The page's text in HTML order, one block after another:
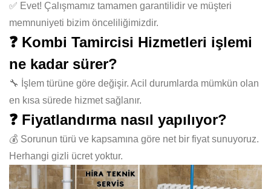
✅ Evet! Çalışmamız tamamen garantilidir ve müşteri
memnuniyeti bizim önceliliğimizdir.
❓ Kombi Tamircisi Hizmetleri işlemi
ne kadar sürer?
🔧 İşlem türüne göre değişir. Acil durumlarda mümkün olan
en kısa sürede hizmet sağlanır.
❓ Fiyatlandırma nasıl yapılıyor?
💰 Sorunun türü ve kapsamına göre net bir fiyat sunuyoruz.
Herhangi gizli ücret yoktur.